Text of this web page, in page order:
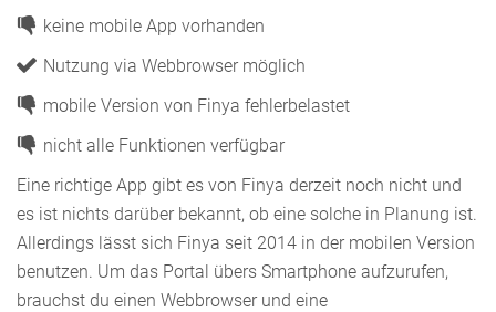
keine mobile App vorhanden
Nutzung via Webbrowser möglich
mobile Version von Finya fehlerbelastet
nicht alle Funktionen verfügbar
Eine richtige App gibt es von Finya derzeit noch nicht und
es ist nichts darüber bekannt, ob eine solche in Planung ist.
Allerdings lässt sich Finya seit 2014 in der mobilen Version
benutzen. Um das Portal übers Smartphone aufzurufen,
brauchst du einen Webbrowser und eine